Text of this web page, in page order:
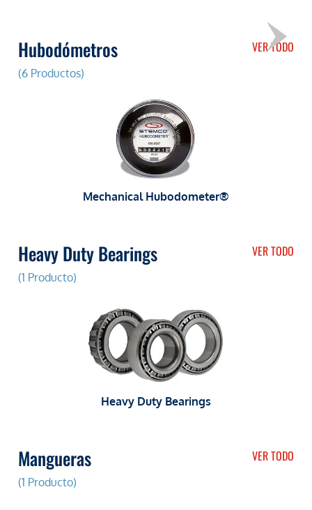
Hubodómetros
(6 Productos)
VER TODO
Mechanical Hubodometer®
Heavy Duty Bearings
(1 Producto)
VER TODO
Heavy Duty Bearings
Mangueras
(1 Producto)
VER TODO